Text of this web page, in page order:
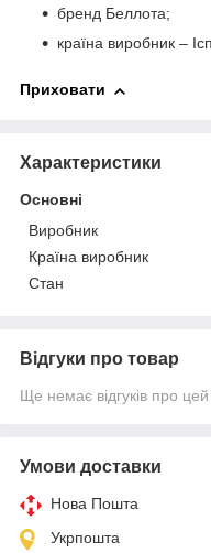
бренд Беллота;
країна виробник –
Приховати
Характеристики
Основні
Виробник
Країна виробник
Стан
Відгуки про товар
Ще немає відгуків про
Умови доставки
Нова Пошта
Укрпошта